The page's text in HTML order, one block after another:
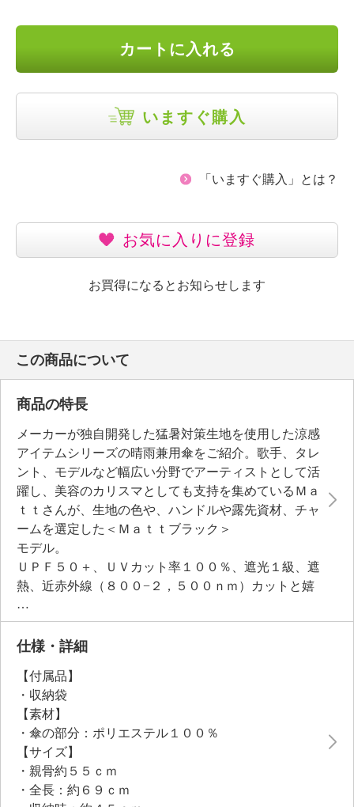
カートに入れる
いますぐ購入
「いますぐ購入」とは？
お気に入りに登録
お買得になるとお知らせします
この商品について
商品の特長
メーカーが独自開発した猛暑対策生地を使用した涼感
アイテムシリーズの晴雨兼用傘をご紹介。歌手、タレ
ント、モデルなど幅広い分野でアーティストとして活
躍し、美容のカリスマとしても支持を集めているＭａ
ｔｔさんが、生地の色や、ハンドルや露先資材、チャ
ームを選定した＜Ｍａｔｔブラック＞
モデル。
ＵＰＦ５０＋、ＵＶカット率１００％、遮光１級、遮
熱、近赤外線（８００−２，５００ｎｍ）カットと嬉
しい機能がつまっています。
軽量で丈夫なグラスファイバー素材を使用した８本骨
構造。上品でマットな質感の持ち手と表生地が魅力的
ためる２ＷＡＹ仕様で、外出時にも慌てずしまえる、
使いやすいつくりもポイント。
夏のお出かけやレジャー、通勤通学時の紫外線対策
に、猛暑対策としても重宝する一品です。
仕様・詳細
【付属品】
・収納袋
【素材】
・傘の部分：ポリエステル１００％
【サイズ】
・親骨約５５ｃｍ
・全長：約６９ｃｍ